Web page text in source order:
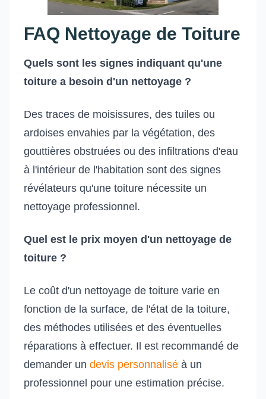
FAQ Nettoyage de Toiture
Quels sont les signes indiquant qu'une
toiture a besoin d'un nettoyage ?
Des traces de moisissures, des tuiles ou
ardoises envahies par la végétation, des
gouttières obstruées ou des infiltrations d'eau
à l'intérieur de l'habitation sont des signes
révélateurs qu'une toiture nécessite un
nettoyage professionnel.
Quel est le prix moyen d'un nettoyage de
toiture ?
Le coût d'un nettoyage de toiture varie en
fonction de la surface, de l'état de la toiture,
des méthodes utilisées et des éventuelles
réparations à effectuer. Il est recommandé de
demander un devis personnalisé à un
professionnel pour une estimation précise.